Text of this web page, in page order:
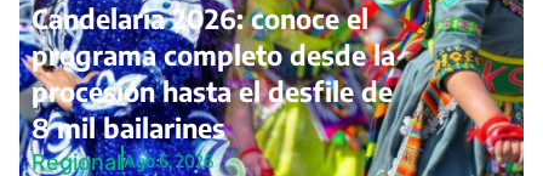
Candelaria 2026: conoce el
programa completo desde la
procesión hasta el desfile de
8 mil bailarines
RegionalAgo 6, 2026